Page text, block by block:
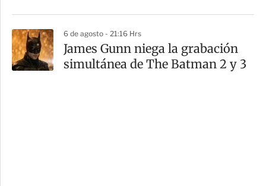
6 de agosto - 21:16 Hrs
James Gunn niega la grabación
simultánea de The Batman 2 y 3